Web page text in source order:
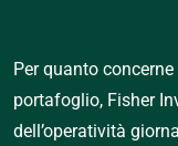
Per quanto
portafoglio, Fisher
dell’operatività